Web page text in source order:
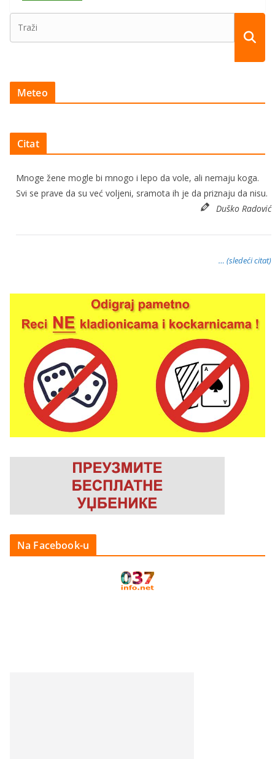
Meteo
Citat
Mnoge žene mogle bi mnogo i lepo da vole, ali nemaju koga.
Svi se prave da su već voljeni, sramota ih je da priznaju da nisu.
Duško Radović
… (sledeći citat)
Na Facebook-u